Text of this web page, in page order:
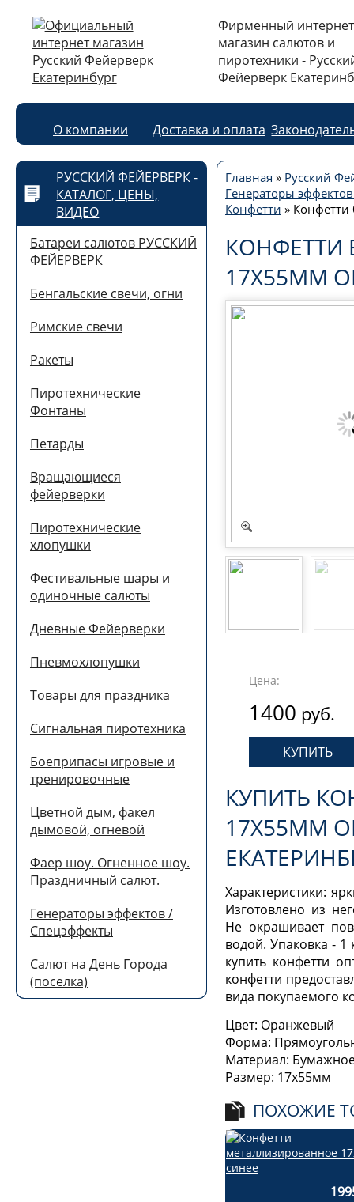
Фирменный интернет
магазин салютов и
пиротехники -
Фейерверк
О компании Доставка и оплата
РУССКИЙ ФЕЙЕРВЕРК -
КАТАЛОГ, ЦЕНЫ,
ВИДЕО
Батареи салютов РУССКИЙ
ФЕЙЕРВЕРК
Бенгальские свечи, огни
Римские свечи
Ракеты
Пиротехнические
Фонтаны
Петарды
Вращающиеся
фейерверки
Пиротехнические
хлопушки
Фестивальные шары и
одиночные салюты
Дневные Фейерверки
Пневмохлопушки
Товары для праздника
Сигнальная пиротехника
Боеприпасы игровые и
тренировочные
Цветной дым, факел
дымовой, огневой
Фаер шоу. Огненное шоу.
Праздничный салют.
Генераторы эффектов /
Спецэффекты
Салют на День Города
(поселка)
Главная » Русский
Генераторы
Конфетти »
17Х55ММ
Цена:
1400 руб.
КУПИТЬ
17Х55ММ
Характеристики:
Изготовлено из
Не окрашивает
водой. Упаковка -
купить конфетти
конфетти
вида покупаемого
Цвет: Оранжевый
Форма:
Материал:
Размер: 17x55мм
ПОХОЖИЕ